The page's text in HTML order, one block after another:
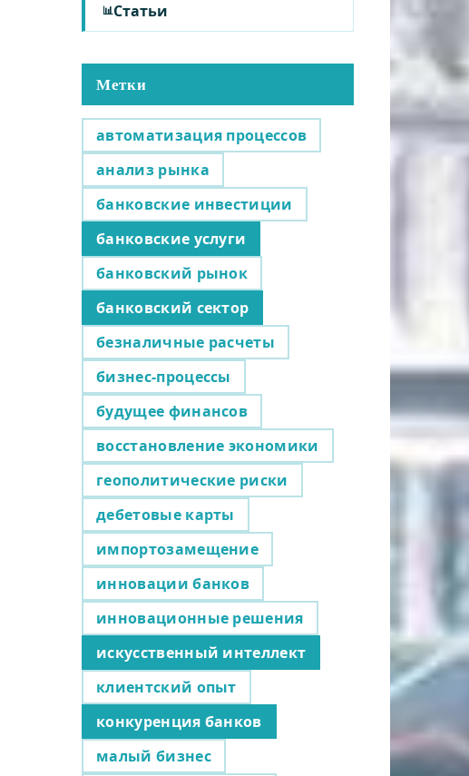
Статьи
Метки
автоматизация процессов
анализ рынка
банковские инвестиции
банковские услуги
банковский рынок
банковский сектор
безналичные расчеты
бизнес-процессы
будущее финансов
восстановление экономики
геополитические риски
дебетовые карты
импортозамещение
инновации банков
инновационные решения
искусственный интеллект
клиентский опыт
конкуренция банков
малый бизнес